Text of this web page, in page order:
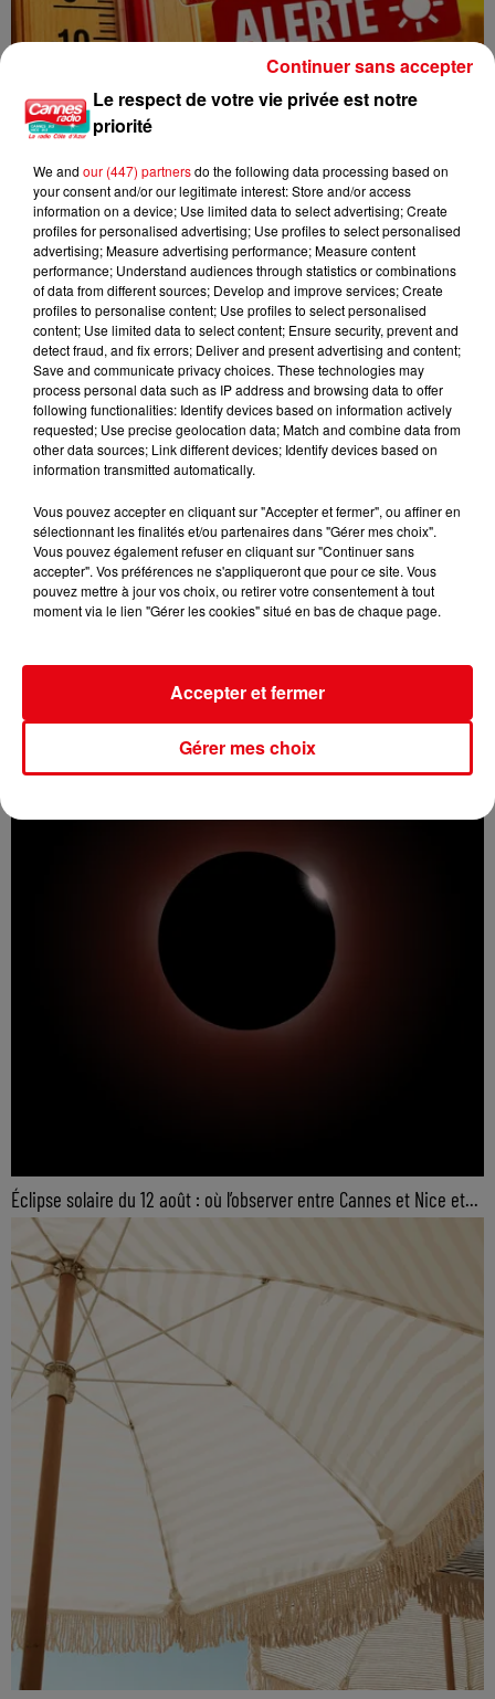
CANICULE : 12 DÉPARTEMENTS EN VIGILANCE ORANGE CE WEEK-END
Incendie au Mont-Boron : deux jeunes condamnés à six mois de
Éclipse solaire du 12 août : où l’observer entre Cannes et Nice et...
Le respect de votre vie privée est notre
priorité
We and our (447) partnersdo the following data processing based on
your consent and/or our legitimate interest: Store and/or access
information on a device; Use limited data to select advertising; Create
profiles for personalised advertising; Use profiles to select personalised
advertising; Measure advertising performance; Measure content
performance; Understand audiences through statistics or combinations
of data from different sources; Develop and improve services; Create
profiles to personalise content; Use profiles to select personalised
content; Use limited data to select content; Ensure security, prevent and
detect fraud, and fix errors; Deliver and present advertising and content;
Save and communicate privacy choices. These technologies may
process personal data such as IP address and browsing data to offer
following functionalities: Identify devices based on information actively
requested; Use precise geolocation data; Match and combine data from
other data sources; Link different devices; Identify devices based on
information transmitted automatically.
Vous pouvez accepter en cliquant sur "Accepter et fermer", ou affiner en
sélectionnant les finalités et/ou partenaires dans "Gérer mes choix".
Vous pouvez également refuser en cliquant sur "Continuer sans
accepter". Vos préférences ne s'appliqueront que pour ce site. Vous
pouvez mettre à jour vos choix, ou retirer votre consentement à tout
moment via le lien "Gérer les cookies" situé en bas de chaque page.
Gérer mes choix
Accepter et fermer
Continuer sans accepter